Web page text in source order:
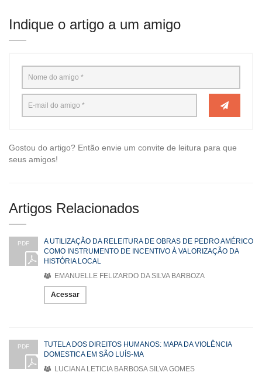
Indique o artigo a um amigo
Gostou do artigo? Então envie um convite de leitura para que
seus amigos!
Artigos Relacionados
PDF
A UTILIZAÇÃO DA RELEITURA DE OBRAS DE PEDRO AMÉRICO
COMO INSTRUMENTO DE INCENTIVO À VALORIZAÇÃO DA
HISTÓRIA LOCAL
EMANUELLE FELIZARDO DA SILVA BARBOZA
Acessar
PDF
TUTELA DOS DIREITOS HUMANOS: MAPA DA VIOLÊNCIA
DOMESTICA EM SÃO LUÍS-MA
LUCIANA LETICIA BARBOSA SILVA GOMES